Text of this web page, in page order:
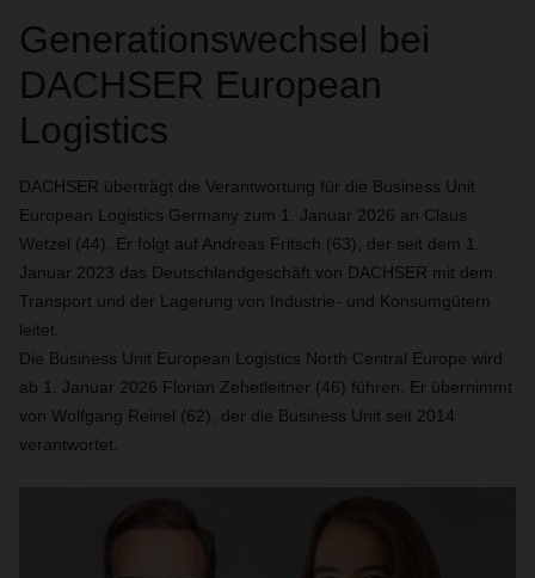
Generationswechsel bei
DACHSER European
Logistics
DACHSER überträgt die Verantwortung für die Business Unit
European Logistics Germany zum 1. Januar 2026 an Claus
Wetzel (44). Er folgt auf Andreas Fritsch (63), der seit dem 1.
Januar 2023 das Deutschlandgeschäft von DACHSER mit dem
Transport und der Lagerung von Industrie- und Konsumgütern
leitet.
Die Business Unit European Logistics North Central Europe wird
ab 1. Januar 2026 Florian Zehetleitner (46) führen. Er übernimmt
von Wolfgang Reinel (62), der die Business Unit seit 2014
verantwortet.